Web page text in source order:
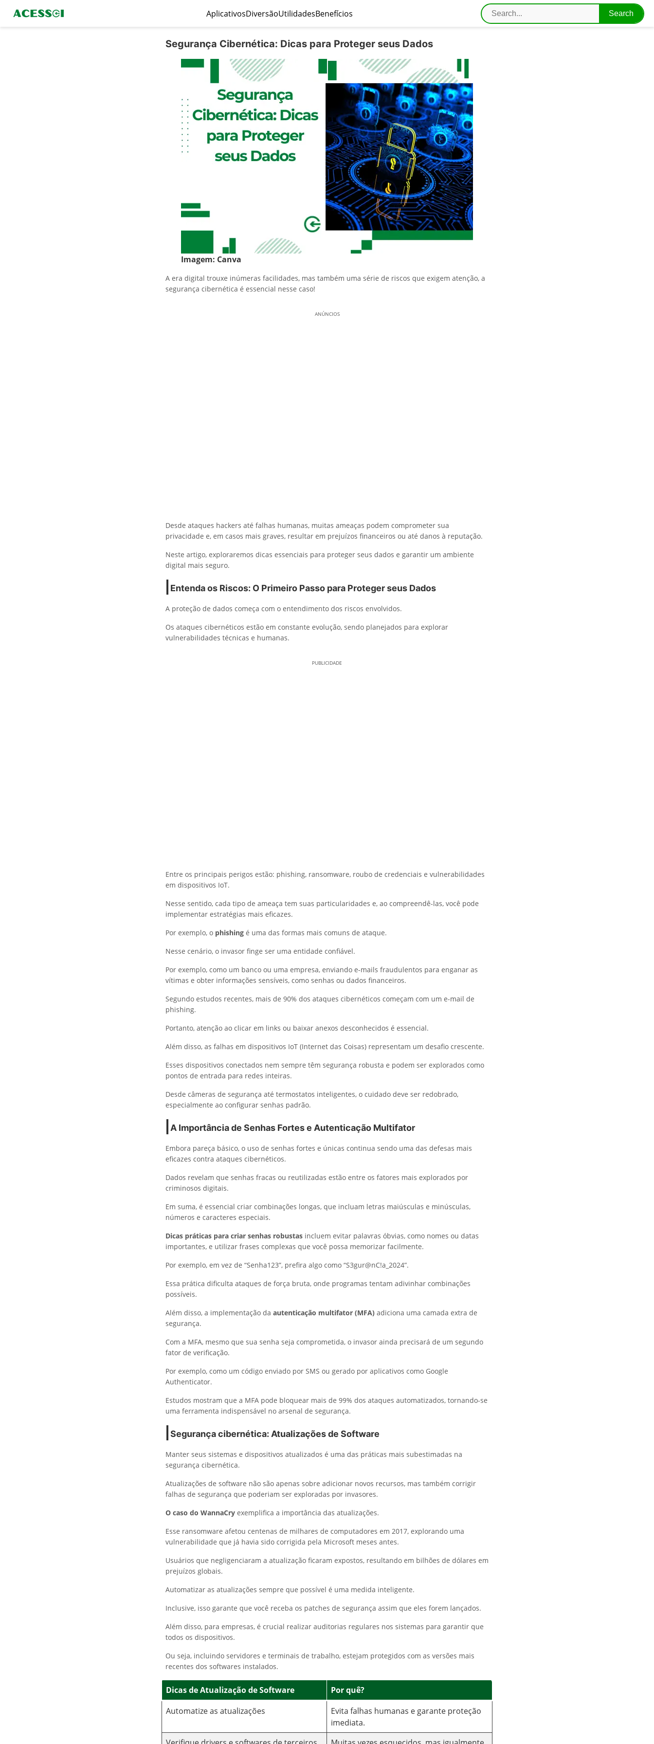
AplicativosDiversãoUtilidadesBenefícios
Segurança Cibernética: Dicas para Proteger seus Dados
Imagem: Canva
A era digital trouxe inúmeras facilidades, mas também uma série de riscos que exigem atenção, a
segurança cibernética é essencial nesse caso!
ANÚNCIOS
Desde ataques hackers até falhas humanas, muitas ameaças podem comprometer sua
privacidade e, em casos mais graves, resultar em prejuízos financeiros ou até danos à reputação.
Neste artigo, exploraremos dicas essenciais para proteger seus dados e garantir um ambiente
digital mais seguro.
Entenda os Riscos: O Primeiro Passo para Proteger seus Dados
A proteção de dados começa com o entendimento dos riscos envolvidos.
Os ataques cibernéticos estão em constante evolução, sendo planejados para explorar
vulnerabilidades técnicas e humanas.
PUBLICIDADE
Entre os principais perigos estão: phishing, ransomware, roubo de credenciais e vulnerabilidades
em dispositivos IoT.
Nesse sentido, cada tipo de ameaça tem suas particularidades e, ao compreendê-las, você pode
implementar estratégias mais eficazes.
Por exemplo, o phishing é uma das formas mais comuns de ataque.
Nesse cenário, o invasor finge ser uma entidade confiável.
Por exemplo, como um banco ou uma empresa, enviando e-mails fraudulentos para enganar as
vítimas e obter informações sensíveis, como senhas ou dados financeiros.
Segundo estudos recentes, mais de 90% dos ataques cibernéticos começam com um e-mail de
phishing.
Portanto, atenção ao clicar em links ou baixar anexos desconhecidos é essencial.
Além disso, as falhas em dispositivos IoT (Internet das Coisas) representam um desafio crescente.
Esses dispositivos conectados nem sempre têm segurança robusta e podem ser explorados como
pontos de entrada para redes inteiras.
Desde câmeras de segurança até termostatos inteligentes, o cuidado deve ser redobrado,
especialmente ao configurar senhas padrão.
A Importância de Senhas Fortes e Autenticação Multifator
Embora pareça básico, o uso de senhas fortes e únicas continua sendo uma das defesas mais
eficazes contra ataques cibernéticos.
Dados revelam que senhas fracas ou reutilizadas estão entre os fatores mais explorados por
criminosos digitais.
Em suma, é essencial criar combinações longas, que incluam letras maiúsculas e minúsculas,
números e caracteres especiais.
Dicas práticas para criar senhas robustas incluem evitar palavras óbvias, como nomes ou datas
importantes, e utilizar frases complexas que você possa memorizar facilmente.
Por exemplo, em vez de “Senha123”, prefira algo como “S3gur@nC!a_2024”.
Essa prática dificulta ataques de força bruta, onde programas tentam adivinhar combinações
possíveis.
Além disso, a implementação da autenticação multifator (MFA) adiciona uma camada extra de
segurança.
Com a MFA, mesmo que sua senha seja comprometida, o invasor ainda precisará de um segundo
fator de verificação.
Por exemplo, como um código enviado por SMS ou gerado por aplicativos como Google
Authenticator.
Estudos mostram que a MFA pode bloquear mais de 99% dos ataques automatizados, tornando-se
uma ferramenta indispensável no arsenal de segurança.
Segurança cibernética: Atualizações de Software
Manter seus sistemas e dispositivos atualizados é uma das práticas mais subestimadas na
segurança cibernética.
Atualizações de software não são apenas sobre adicionar novos recursos, mas também corrigir
falhas de segurança que poderiam ser exploradas por invasores.
O caso do WannaCry exemplifica a importância das atualizações.
Esse ransomware afetou centenas de milhares de computadores em 2017, explorando uma
vulnerabilidade que já havia sido corrigida pela Microsoft meses antes.
Usuários que negligenciaram a atualização ficaram expostos, resultando em bilhões de dólares em
prejuízos globais.
Automatizar as atualizações sempre que possível é uma medida inteligente.
Inclusive, isso garante que você receba os patches de segurança assim que eles forem lançados.
Além disso, para empresas, é crucial realizar auditorias regulares nos sistemas para garantir que
todos os dispositivos.
Ou seja, incluindo servidores e terminais de trabalho, estejam protegidos com as versões mais
recentes dos softwares instalados.
Dicas de Atualização de Software
Por quê?
Automatize as atualizações
Evita falhas humanas e garante proteção
imediata.